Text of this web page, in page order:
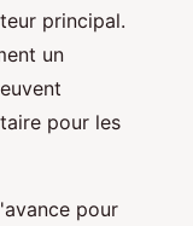
principal.
un
pour les
pour